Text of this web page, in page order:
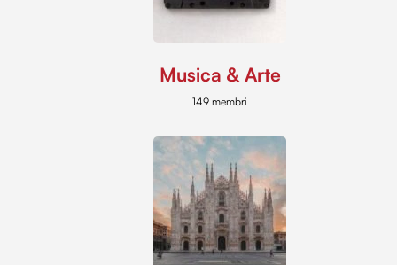
Musica & Arte
149 membri